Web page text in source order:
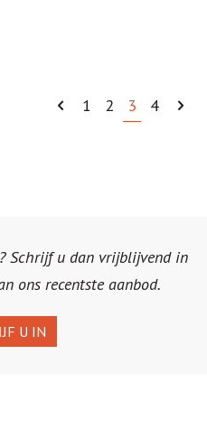
1 2 3 4
Schrijf u dan vrijblijvend in
ons recentste aanbod.
U IN